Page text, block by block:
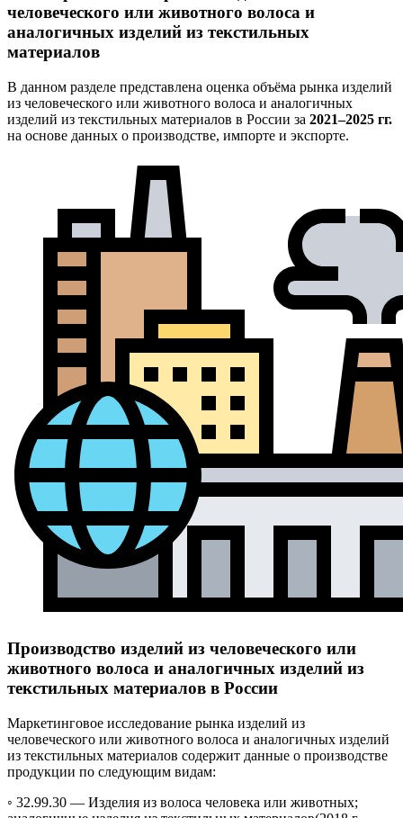
человеческого или животного волоса и
аналогичных изделий из текстильных
материалов
В данном разделе представлена оценка объёма рынка изделий
из человеческого или животного волоса и аналогичных
изделий из текстильных материалов в России за 2021–2025 гг.
на основе данных о производстве, импорте и экспорте.
Производство изделий из человеческого или
животного волоса и аналогичных изделий из
текстильных материалов в России
Маркетинговое исследование рынка изделий из
человеческого или животного волоса и аналогичных изделий
из текстильных материалов содержит данные о производстве
продукции по следующим видам:
◦ 32.99.30 — Изделия из волоса человека или животных;